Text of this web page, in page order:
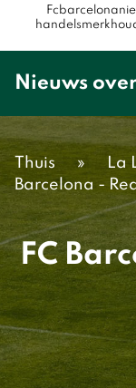
Nieuws
Thuis » La
Barcelona -
FC